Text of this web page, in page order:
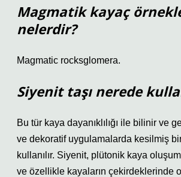
Magmatik kayaç
nelerdir?
Magmatic rocksglomera.
Siyenit taşı nerede
Bu tür kaya dayanıklılığı ile bilinir ve
ve dekoratif uygulamalarda kesilmiş
kullanılır. Siyenit, plütonik kaya
ve özellikle kayaların çekirdeklerinde